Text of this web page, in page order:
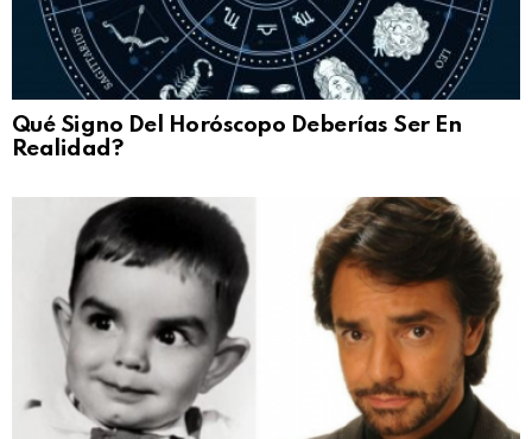
Qué Signo Del Horóscopo Deberías Ser En
Realidad?